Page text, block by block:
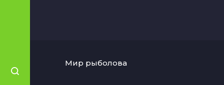
Мир рыболова